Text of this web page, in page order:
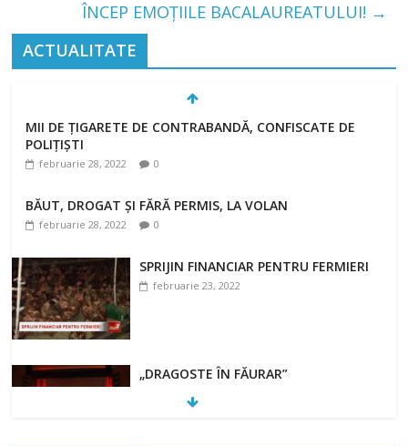
ÎNCEP EMOȚIILE BACALAUREATULUI! →
ACTUALITATE
MII DE ȚIGARETE DE CONTRABANDĂ, CONFISCATE DE
POLIȚIȘTI
februarie 28, 2022 0
BĂUT, DROGAT ȘI FĂRĂ PERMIS, LA VOLAN
februarie 28, 2022 0
SPRIJIN FINANCIAR PENTRU FERMIERI
februarie 23, 2022
„DRAGOSTE ÎN FĂURAR”